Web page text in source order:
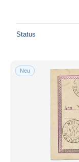
Status
Neu